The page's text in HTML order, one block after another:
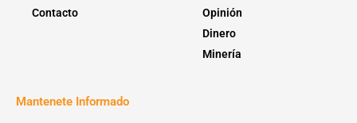
Contacto
Opinión
Dinero
Minería
Mantenete Informado